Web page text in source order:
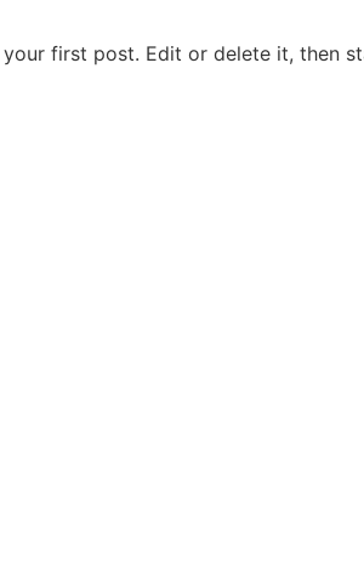
your first post. Edit or delete it, then